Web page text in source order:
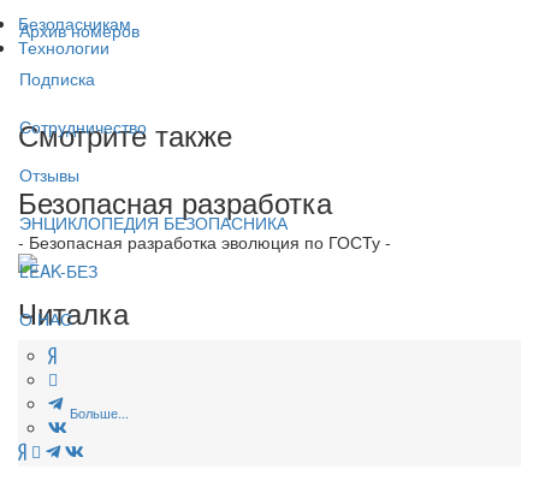
Архив номеров
Подписка
Сотрудничество
Отзывы
ЭНЦИКЛОПЕДИЯ БЕЗОПАСНИКА
LEAK-БЕЗ
О НАС
Безопасникам
Технологии
Смотрите также
Безопасная разработка
- Безопасная разработка эволюция по ГОСТу -
Читалка
Больше...